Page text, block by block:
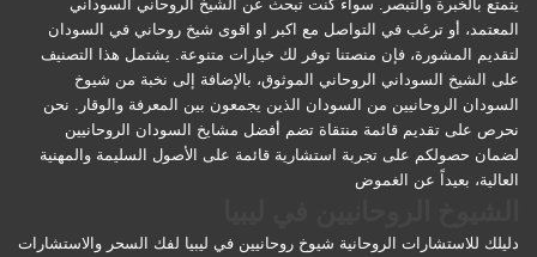
يتمتع بالخبرة والتبصر. سواء كنت تبحث عن الشيخ الروحاني السوداني
المعتمد، أو ترغب في التواصل مع اكبر او اقوى شيخ روحاني في السودان
لتقديم المشورة، فإن منصتنا توفر لك خيارات متنوعة. يشتمل هذا التصنيف
على الشيخ السوداني الروحاني الموثوق، بالإضافة إلى نخبة من شيوخ
السودان الروحانيين من السودان الذين يجمعون بين المعرفة والوقار. نحن
نحرص على تقديم قائمة منتقاة تضم أفضل مشايخ السودان الروحانيين
لضمان حصولكم على تجربة استشارية قائمة على الأصول السليمة والمهنية
العالية، بعيداً عن الغموض
دليلك للاستشارات الروحانية شيوخ روحانيين في ليبيا لفك السحر والاستشارات